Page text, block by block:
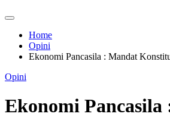
Home
Opini
Ekonomi Pancasila : Mandat
Opini
Ekonomi